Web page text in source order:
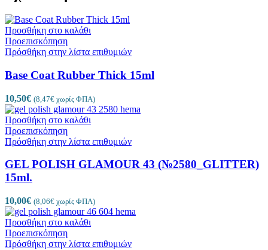
Προσθήκη στο καλάθι
Προεπισκόπηση
Πρόσθήκη στην λίστα επιθυμιών
Base Coat Rubber Thick 15ml
10,50€ (8,47€ χωρίς ΦΠΑ)
Προσθήκη στο καλάθι
Προεπισκόπηση
Πρόσθήκη στην λίστα επιθυμιών
GEL POLISH GLAMOUR 43 (№2580_GLITTER)
15ml.
10,00€ (8,06€ χωρίς ΦΠΑ)
Προσθήκη στο καλάθι
Προεπισκόπηση
Πρόσθήκη στην λίστα επιθυμιών